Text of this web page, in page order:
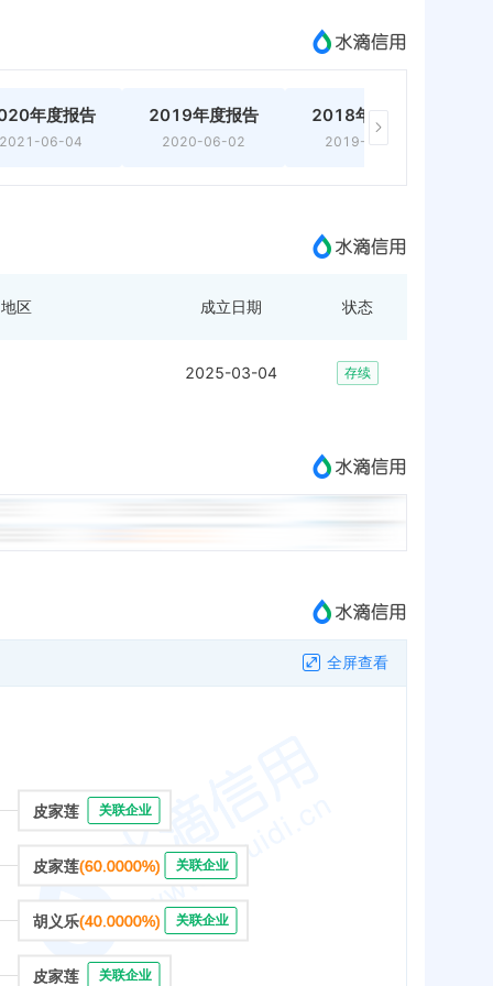
年度报告
06-04
2019年度报告
2020-06-02
2018年度报告
2019-06-05
地区 成立日期 状态
2025-03-04 存续
全屏查看
皮家莲 关联企业
皮家莲(60.0000%) 关联企业
胡义乐(40.0000%) 关联企业
皮家莲 关联企业